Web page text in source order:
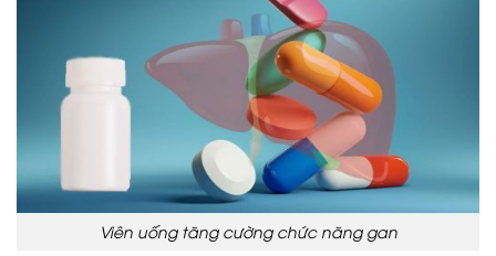
Viên uống tăng cường chức năng gan